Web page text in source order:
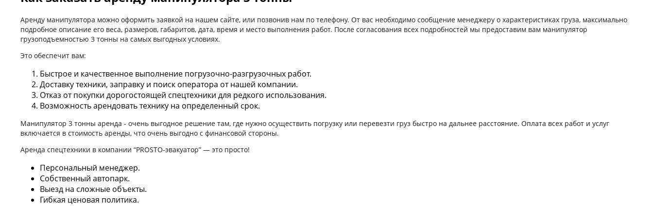
Аренду манипулятора можно оформить заявкой на нашем сайте, или позвонив нам по телефону. От вас необходимо сообщение менеджеру о характеристиках груза, максимально
подробное описание его веса, размеров, габаритов, дата, время и место выполнения работ. После согласования всех подробностей мы предоставим вам манипулятор
грузоподъемностью 3 тонны на самых выгодных условиях.
Это обеспечит вам:
Быстрое и качественное выполнение погрузочно-разгрузочных работ.
Доставку техники, заправку и поиск оператора от нашей компании.
Отказ от покупки дорогостоящей спецтехники для редкого использования.
Возможность арендовать технику на определенный срок.
Манипулятор 3 тонны аренда - очень выгодное решение там, где нужно осуществить погрузку или перевезти груз быстро на дальнее расстояние. Оплата всех работ и услуг
включается в стоимость аренды, что очень выгодно с финансовой стороны.
Аренда спецтехники в компании “PROSTO-эвакуатор” — это просто!
Персональный менеджер.
Собственный автопарк.
Выезд на сложные объекты.
Гибкая ценовая политика.